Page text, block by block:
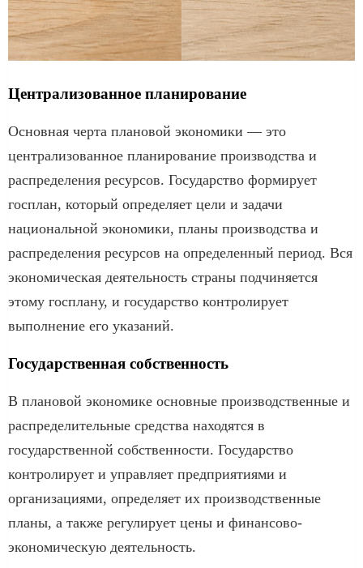
Централизованное планирование
Основная черта плановой экономики — это
централизованное планирование производства и
распределения ресурсов. Государство формирует
госплан, который определяет цели и задачи
национальной экономики, планы производства и
распределения ресурсов на определенный период. Вся
экономическая деятельность страны подчиняется
этому госплану, и государство контролирует
выполнение его указаний.
Государственная собственность
В плановой экономике основные производственные и
распределительные средства находятся в
государственной собственности. Государство
контролирует и управляет предприятиями и
организациями, определяет их производственные
планы, а также регулирует цены и финансово-
экономическую деятельность.